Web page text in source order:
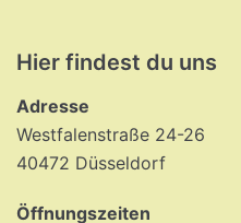
Hier findest du uns
Adresse
Westfalenstraße 24-26
40472 Düsseldorf
Öffnungszeiten